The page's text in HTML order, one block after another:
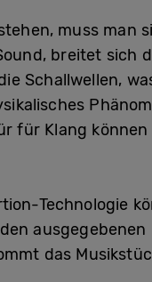
muss man
breitet sich
Schallwellen,
für Klang können
Technologie
ausgegebenen
das